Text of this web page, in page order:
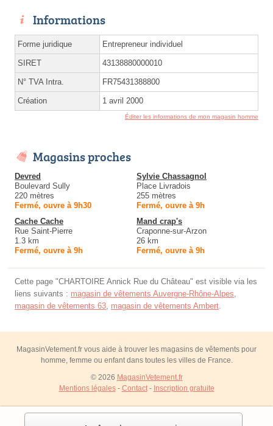
Informations
Forme juridique Entrepreneur individuel
SIRET 43138880000010
N° TVA Intra. FR75431388800
Création 1 avril 2000
Éditer les informations de mon magasin homme
Magasins proches
Devred
Boulevard Sully
220 mètres
Fermé, ouvre à 9h30
Sylvie Chassagnol
Place Livradois
255 mètres
Fermé, ouvre à 9h
Cache Cache
Rue Saint-Pierre
1.3 km
Fermé, ouvre à 9h
Mand crap's
Craponne-sur-Arzon
26 km
Fermé, ouvre à 9h
Cette page "CHARTOIRE Annick Rue du Château" est visible via les
liens suivants : magasin de vêtements Auvergne-Rhône-Alpes
magasin de vêtements 63 magasin de vêtements Ambert
MagasinVetement.fr vous aide à trouver les magasins de vêtements pour
homme, femme ou enfant dans toutes les villes de France.
© 2026 MagasinVetement.fr
Mentions légales- Contact- Inscription gratuite